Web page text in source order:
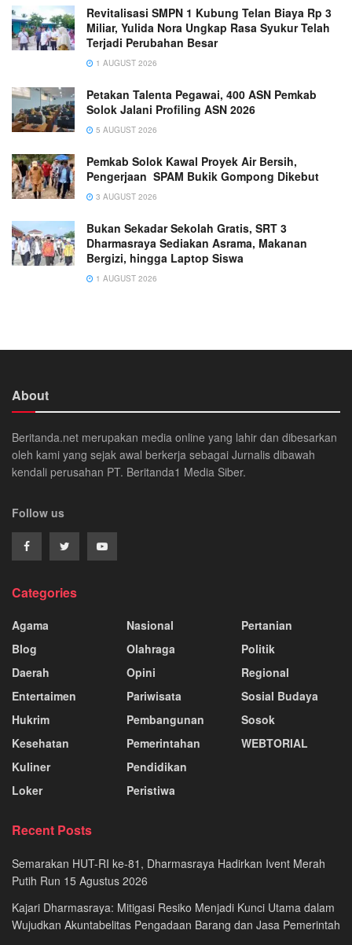
Revitalisasi SMPN 1 Kubung Telan Biaya Rp 3
Miliar, Yulida Nora Ungkap Rasa Syukur Telah
Terjadi Perubahan Besar
1 AUGUST 2026
Petakan Talenta Pegawai, 400 ASN Pemkab
Solok Jalani Profiling ASN 2026
5 AUGUST 2026
Pemkab Solok Kawal Proyek Air Bersih,
Pengerjaan SPAM Bukik Gompong Dikebut
3 AUGUST 2026
Bukan Sekadar Sekolah Gratis, SRT 3
Dharmasraya Sediakan Asrama, Makanan
Bergizi, hingga Laptop Siswa
1 AUGUST 2026
About
Beritanda.net merupakan media online yang lahir dan dibesarkan
oleh kami yang sejak awal berkerja sebagai Jurnalis dibawah
kendali perusahan PT. Beritanda1 Media Siber.
Follow us
Categories
Agama
Blog
Daerah
Entertaimen
Hukrim
Kesehatan
Kuliner
Loker
Nasional
Olahraga
Opini
Pariwisata
Pembangunan
Pemerintahan
Pendidikan
Peristiwa
Pertanian
Politik
Regional
Sosial Budaya
Sosok
WEBTORIAL
Recent Posts
Semarakan HUT-RI ke-81, Dharmasraya Hadirkan Ivent Merah
Putih Run 15 Agustus 2026
Kajari Dharmasraya: Mitigasi Resiko Menjadi Kunci Utama dalam
Wujudkan Akuntabelitas Pengadaan Barang dan Jasa Pemerintah